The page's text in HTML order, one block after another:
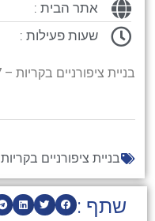
שתף :
אתר הבית :
שעות פעילות :
בניית ציפורניים בקריות – 050-4448487 שבזי 5 קרית ים
בניית ציפורניים בקריות